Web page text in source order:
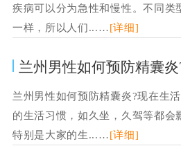
疾病可以分为急性和慢性。不同类
一样，所以人们...…[详细]
兰州男性如何预防精囊炎
兰州男性如何预防精囊炎?现在生
的生活习惯，如久坐，久驾等都会
特别是大家的生...…[详细]